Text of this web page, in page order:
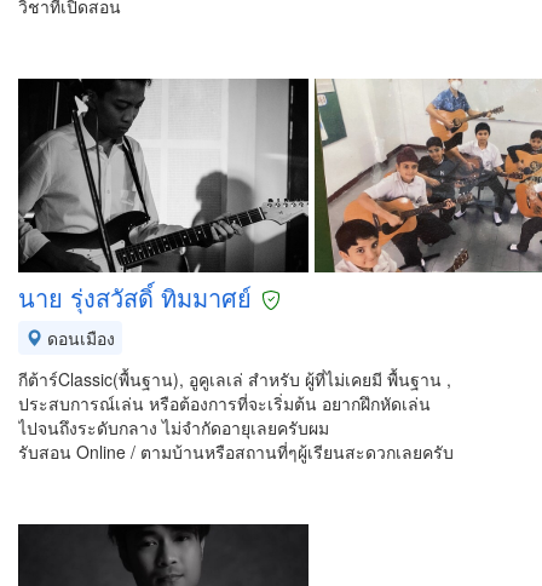
วิชาที่เปิดสอน
นาย รุ่งสวัสดิ์ ทิมมาศย์
ดอนเมือง
กีต้าร์Classic(พื้นฐาน), อูคูเลเล่ สำหรับ ผู้ที่ไม่เคยมี พื้นฐาน ,
ประสบการณ์เล่น หรือต้องการที่จะเริ่มต้น อยากฝึกหัดเล่น
ไปจนถึงระดับกลาง ไม่จำกัดอายุเลยครับผม
รับสอน Online / ตามบ้านหรือสถานที่ๆผู้เรียนสะดวกเลยครับ